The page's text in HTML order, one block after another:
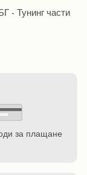
- Тунинг части
за плащане